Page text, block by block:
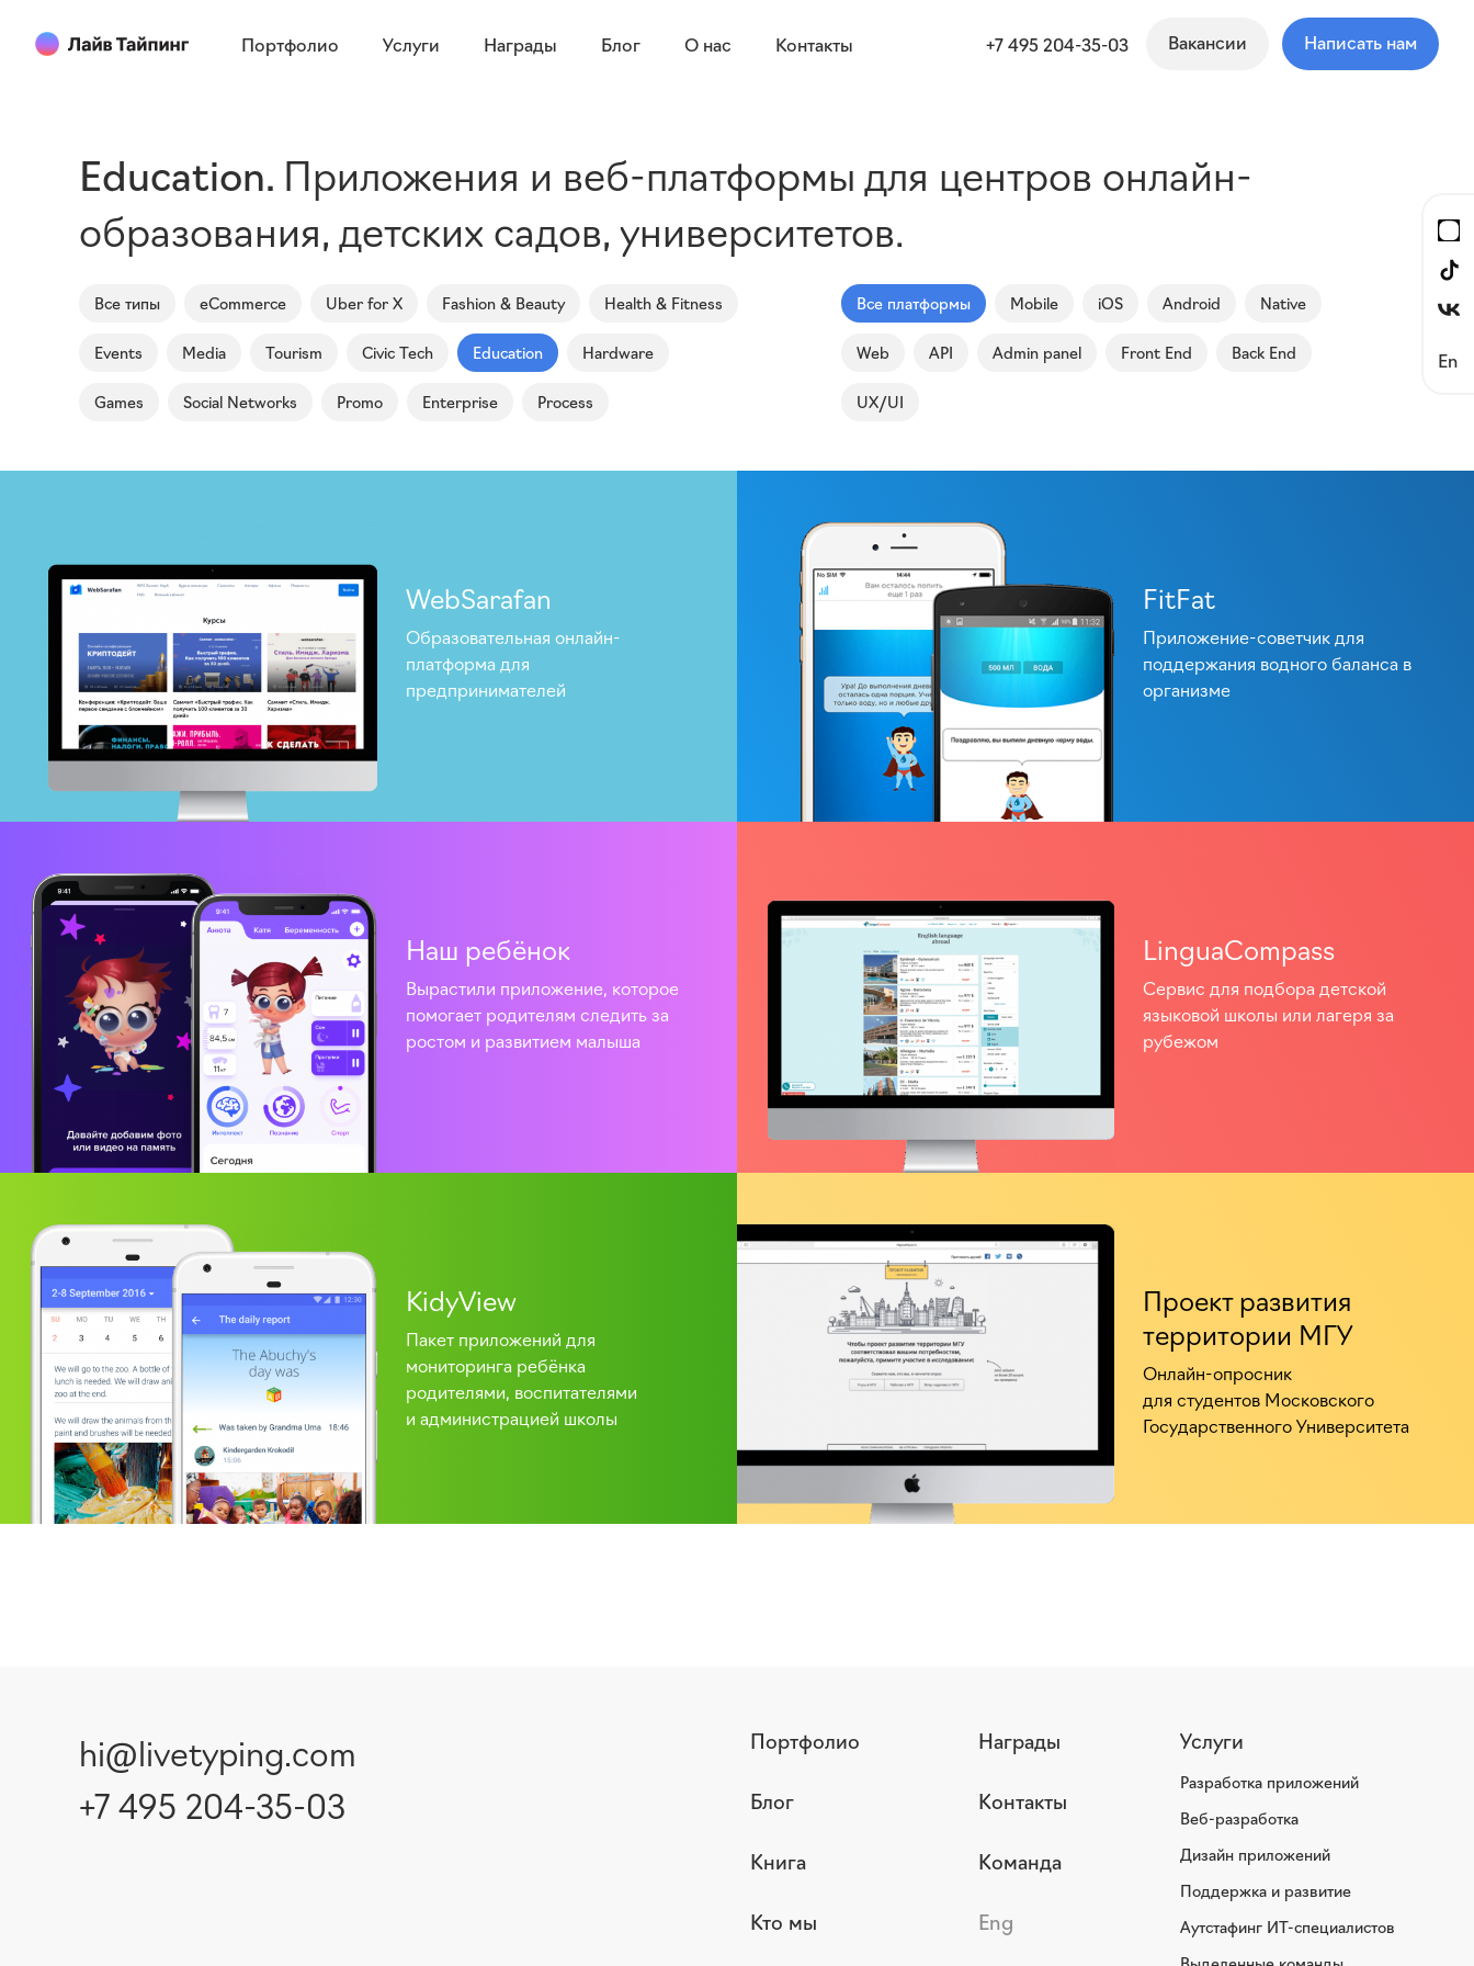
Портфолио Услуги Награды Блог О нас Контакты +7 495 204-35-03 Вакансии Написать нам
En
Education Приложения и веб-платформы для центров онлайн-
образования, детских садов, университетов.
Все типы eCommerce Uber for X Fashion & Beauty Health & Fitness
Events Media Tourism Civic Tech Education Hardware
Games Social Networks Promo Enterprise Process
Все платформы Mobile iOS Android Native
Web API Admin panel Front End Back End
UX/UI
WebSarafan
Образовательная онлайн-
платформа для
предпринимателей
FitFat
Приложение-советчик для
поддержания водного баланса в
организме
Наш ребёнок
Вырастили приложение, которое
помогает родителям следить за
ростом и развитием малыша
LinguaCompass
Сервис для подбора детской
языковой школы или лагеря за
рубежом
KidyView
Пакет приложений для
мониторинга ребёнка
родителями, воспитателями
и администрацией школы
Проект развития
территории МГУ
Онлайн-опросник
для студентов Московского
Государственного Университета
hi@livetyping.com
+7 495 204-35-03
Портфолио Награды
Блог Контакты
Книга Команда
Кто мы Eng
Услуги
Разработка приложений
Веб-разработка
Дизайн приложений
Поддержка и развитие
Аутстафинг ИТ-специалистов